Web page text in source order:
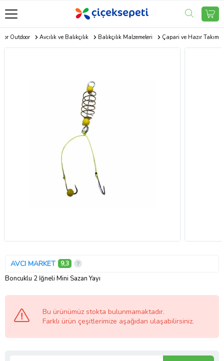
Outdoor Avcılık ve Balıkçılık Balıkçılık Malzemeleri Çapari ve Hazır Takım
AVCI MARKET 9,3
Boncuklu 2 İğneli Mini Sazan Yayı
Bu ürünümüz stokta bulunmamaktadır.
Farklı ürün çeşitlerimize aşağıdan ulaşabilirsiniz.